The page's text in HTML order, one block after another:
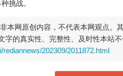
挑战。
本网原创内容，不代表本网观点。
字的真实性、完整性、及时性本站
rediannews/202309/2011872.html